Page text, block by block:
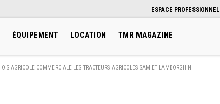
ESPACE PROFESSIONNEL
ÉQUIPEMENT LOCATION TMR MAGAZINE
OIS AGRICOLE COMMERCIALE LES TRACTEURS AGRICOLES SAM ET LAMBORGHINI